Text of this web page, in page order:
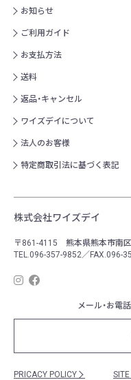
お知らせ
ご利用ガイド
お支払方法
送料
返品・キャンセル
ワイズデイについて
法人のお客様
特定商取引法に基づく表記
株式会社ワイズデイ
〒861-4115 熊本県熊本市南区
TEL.096-357-9852／FAX.096-
メール・お電
PRICACY POLICY